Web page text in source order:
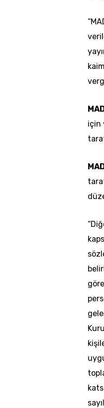
için